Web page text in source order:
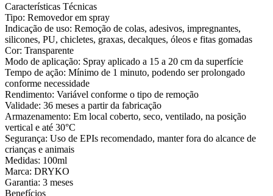
Características Técnicas
Tipo: Removedor em spray
Indicação de uso: Remoção de colas, adesivos, impregnantes,
silicones, PU, chicletes, graxas, decalques, óleos e fitas gomadas
Cor: Transparente
Modo de aplicação: Spray aplicado a 15 a 20 cm da superfície
Tempo de ação: Mínimo de 1 minuto, podendo ser prolongado
conforme necessidade
Rendimento: Variável conforme o tipo de remoção
Validade: 36 meses a partir da fabricação
Armazenamento: Em local coberto, seco, ventilado, na posição
vertical e até 30°C
Segurança: Uso de EPIs recomendado, manter fora do alcance de
crianças e animais
Medidas: 100ml
Marca: DRYKO
Garantia: 3 meses
Benefícios